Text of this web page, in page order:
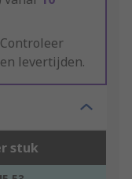
levertijden.
stuk